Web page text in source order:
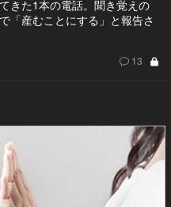
きた1本の電話。聞き覚えの
「産むことにする」と報告さ
13